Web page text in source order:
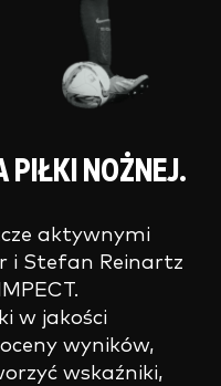
PIŁKI NOŻNEJ.
aktywnymi
i Stefan Reinartz
w jakości
wyników,
wskaźniki,